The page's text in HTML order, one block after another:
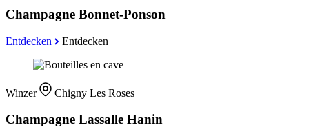
Champagne Bonnet-Ponson
Entdecken Entdecken
Winzer Chigny Les Roses
Champagne Lassalle Hanin